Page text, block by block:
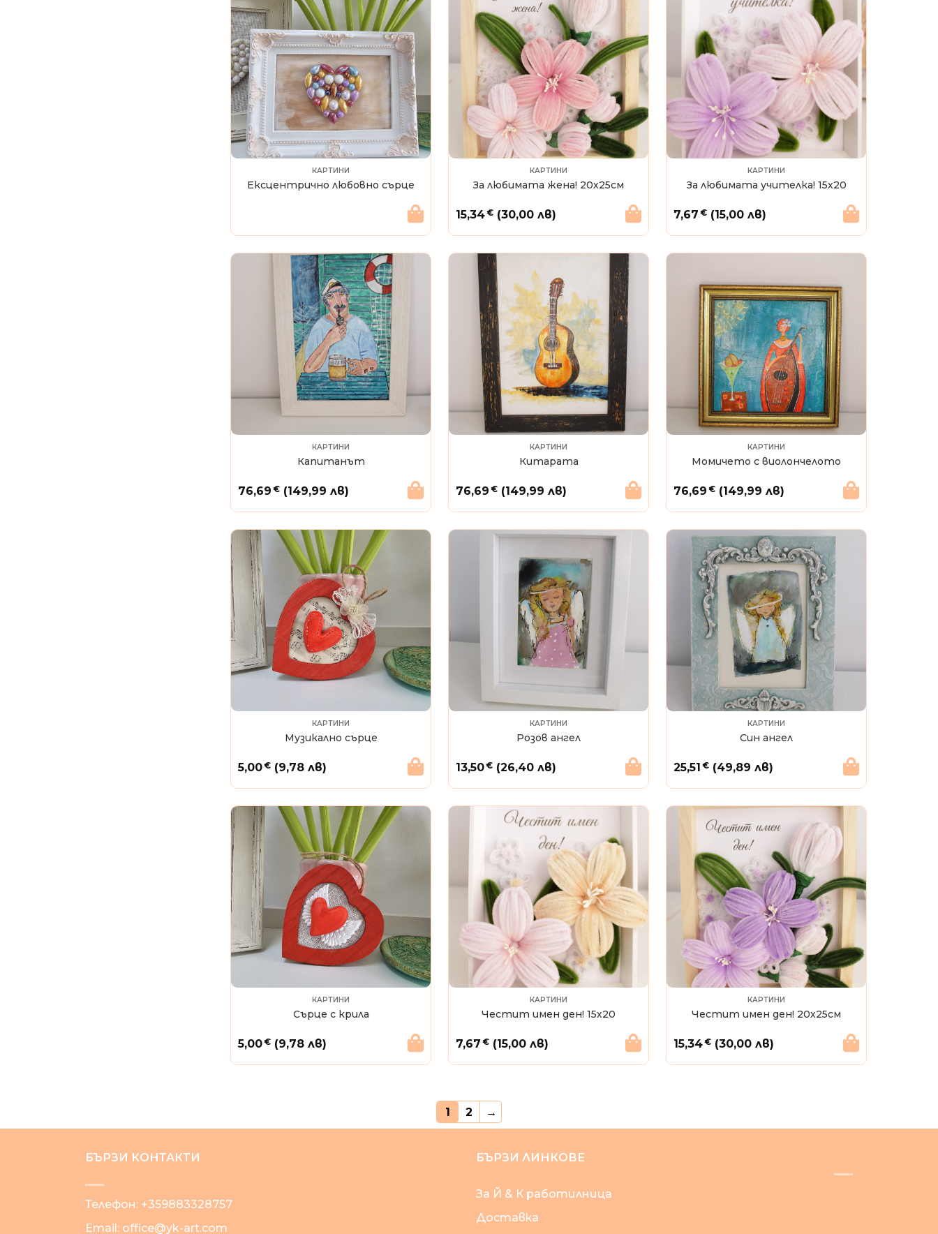
КАРТИНИ
Ексцентрично любовно сърце
КАРТИНИ
За любимата жена! 20х25см
15,34€ (30,00 лв)
КАРТИНИ
За любимата учителка! 15х20
7,67 € (15,00 лв)
КАРТИНИ
Капитанът
76,69 € (149,99 лв)
КАРТИНИ
Китарата
76,69 € (149,99 лв)
КАРТИНИ
Момичето с виолончелото
76,69 € (149,99 лв)
КАРТИНИ
Музикално сърце
5,00€ (9,78 лв)
КАРТИНИ
Розов ангел
13,50€ (26,40 лв)
КАРТИНИ
Син ангел
25,51 € (49,89 лв)
КАРТИНИ
Сърце с крила
5,00€ (9,78 лв)
КАРТИНИ
Честит имен ден! 15х20
7,67 € (15,00 лв)
КАРТИНИ
Честит имен ден! 20х25см
15,34€ (30,00 лв)
1 2 →
БЪРЗИ КОНТАКТИ
Телефон: +359883328757
Email: office@yk-art.com
БЪРЗИ ЛИНКОВЕ
За Й & К работилница
Доставка